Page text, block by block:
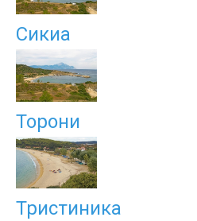
Сикиа
Торони
Тристиника